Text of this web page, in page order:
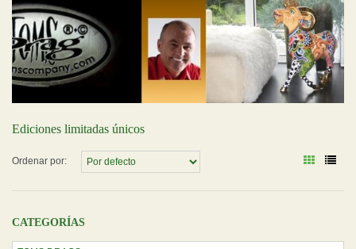
Ediciones limitadas únicos
Ordenar por:
CATEGORÍAS